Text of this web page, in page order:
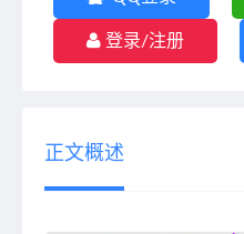
登录/注册
正文概述